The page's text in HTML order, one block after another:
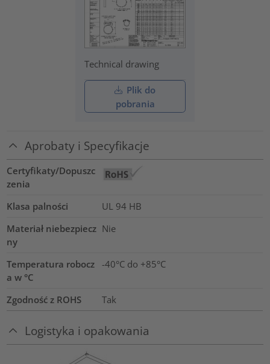
Technical drawing
Plik do
pobrania
Aprobaty i Specyfikacje
Certyfikaty/Dopuszc
zenia
Klasa palności
UL 94 HB
Materiał niebezpiecz
ny
Nie
Temperatura robocz
a w °C
-40°C do +85°C
Zgodność z ROHS Tak
Logistyka i opakowania